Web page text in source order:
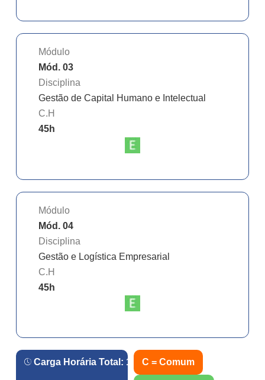
Módulo
Mód. 03
Disciplina
Gestão de Capital Humano e Intelectual
C.H
45h
Módulo
Mód. 04
Disciplina
Gestão e Logística Empresarial
C.H
45h
Carga Horária Total: 180 h.
C = Comum